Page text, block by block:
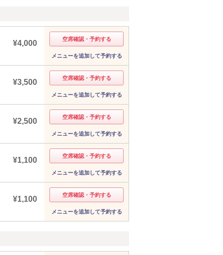
¥4,000 空席確認・予約する
メニューを追加して予約する
¥3,500 空席確認・予約する
メニューを追加して予約する
¥2,500 空席確認・予約する
メニューを追加して予約する
¥1,100 空席確認・予約する
メニューを追加して予約する
¥1,100 空席確認・予約する
メニューを追加して予約する